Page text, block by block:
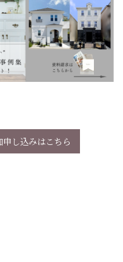
し込みはこちら